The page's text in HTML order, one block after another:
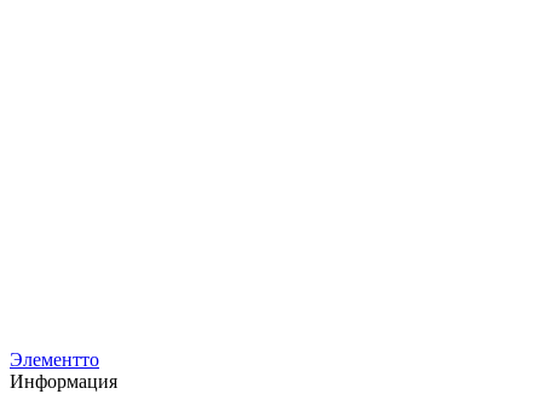
Элементто
Информация